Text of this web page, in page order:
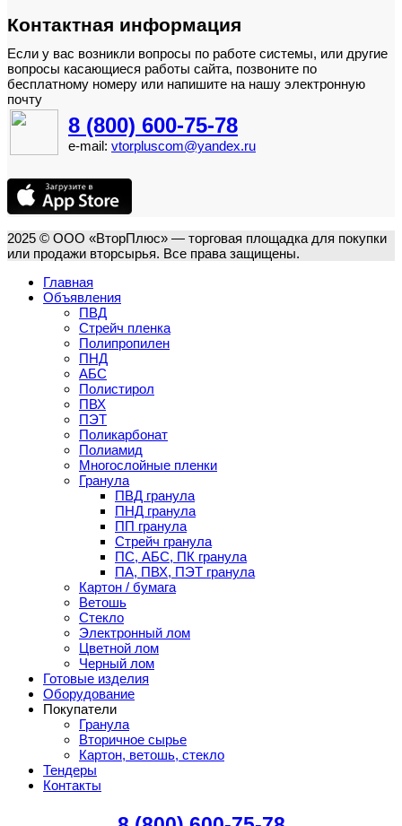
Контактная информация
Если у вас возникли вопросы по работе системы, или другие
вопросы касающиеся работы сайта, позвоните по
бесплатному номеру или напишите на нашу электронную
почту
8 (800) 600-75-78
e-mail: vtorpluscom@yandex.ru
2025 © ООО «ВторПлюс» — торговая площадка для покупки
или продажи вторсырья. Все права защищены.
Главная
Объявления
ПВД
Стрейч пленка
Полипропилен
ПНД
АБС
Полистирол
ПВХ
ПЭТ
Поликарбонат
Полиамид
Многослойные пленки
Гранула
ПВД гранула
ПНД гранула
ПП гранула
Стрейч гранула
ПС, АБС, ПК гранула
ПА, ПВХ, ПЭТ гранула
Картон / бумага
Ветошь
Стекло
Электронный лом
Цветной лом
Черный лом
Готовые изделия
Оборудование
Покупатели
Гранула
Вторичное сырье
Картон, ветошь, стекло
Тендеры
Контакты